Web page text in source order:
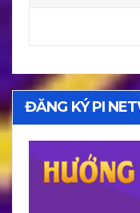
ĐĂNG KÝ PI